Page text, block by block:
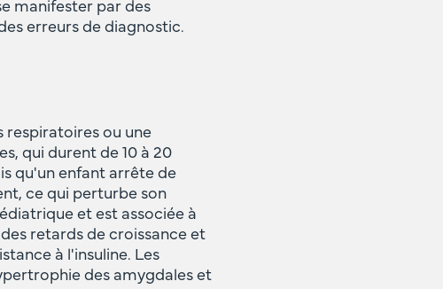
manifester par des
erreurs de diagnostic.
respiratoires ou une
qui durent de 10 à 20
qu'un enfant arrête de
ce qui perturbe son
et est associée à
retards de croissance et
à l'insuline. Les
des amygdales et